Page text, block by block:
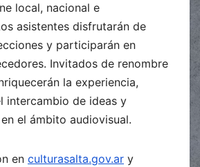
local, nacional e
asistentes disfrutarán de
y participarán en
Invitados de renombre
la experiencia,
intercambio de ideas y
el ámbito audiovisual.
en culturasalta.gov.ar y